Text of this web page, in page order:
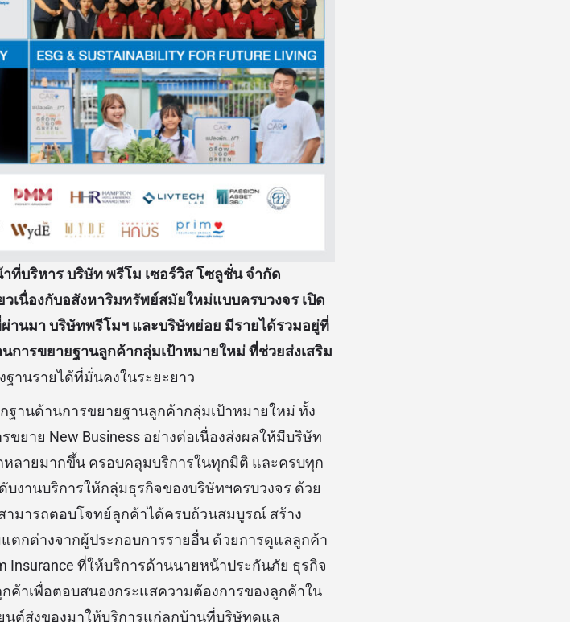
บริหาร บริษัท พรีโม เซอร์วิส โซลูชั่น จำกัด
วเนื่องกับอสังหาริมทรัพย์สมัยใหม่แบบครบวงจร เปิด
านมา บริษัทพรีโมฯ และบริษัทย่อย มีรายได้รวมอยู่ที่
การขยายฐานลูกค้ากลุ่มเป้าหมายใหม่ ที่ช่วยส่งเสริม
ฐานรายได้ที่มั่นคงในระยะยาว
ฐานด้านการขยายฐานลูกค้ากลุ่มเป้าหมายใหม่ ทั้ง
ยาย New Business อย่างต่อเนื่องส่งผลให้มีบริษัท
หลายมากขึ้น ครอบคลุมบริการในทุกมิติ และครบทุก
งานบริการให้กลุ่มธุรกิจของบริษัทฯครบวงจร ด้วย
สามารถตอบโจทย์ลูกค้าได้ครบถ้วนสมบูรณ์ สร้าง
ตกต่างจากผู้ประกอบการรายอื่น ด้วยการดูแลลูกค้า
Insurance ที่ให้บริการด้านนายหน้าประกันภัย ธุรกิจ
ค้าเพื่อตอบสนองกระแสความต้องการของลูกค้าใน
ต์ส่งของมาให้บริการแก่ลูกบ้านที่บริษัทดูแล